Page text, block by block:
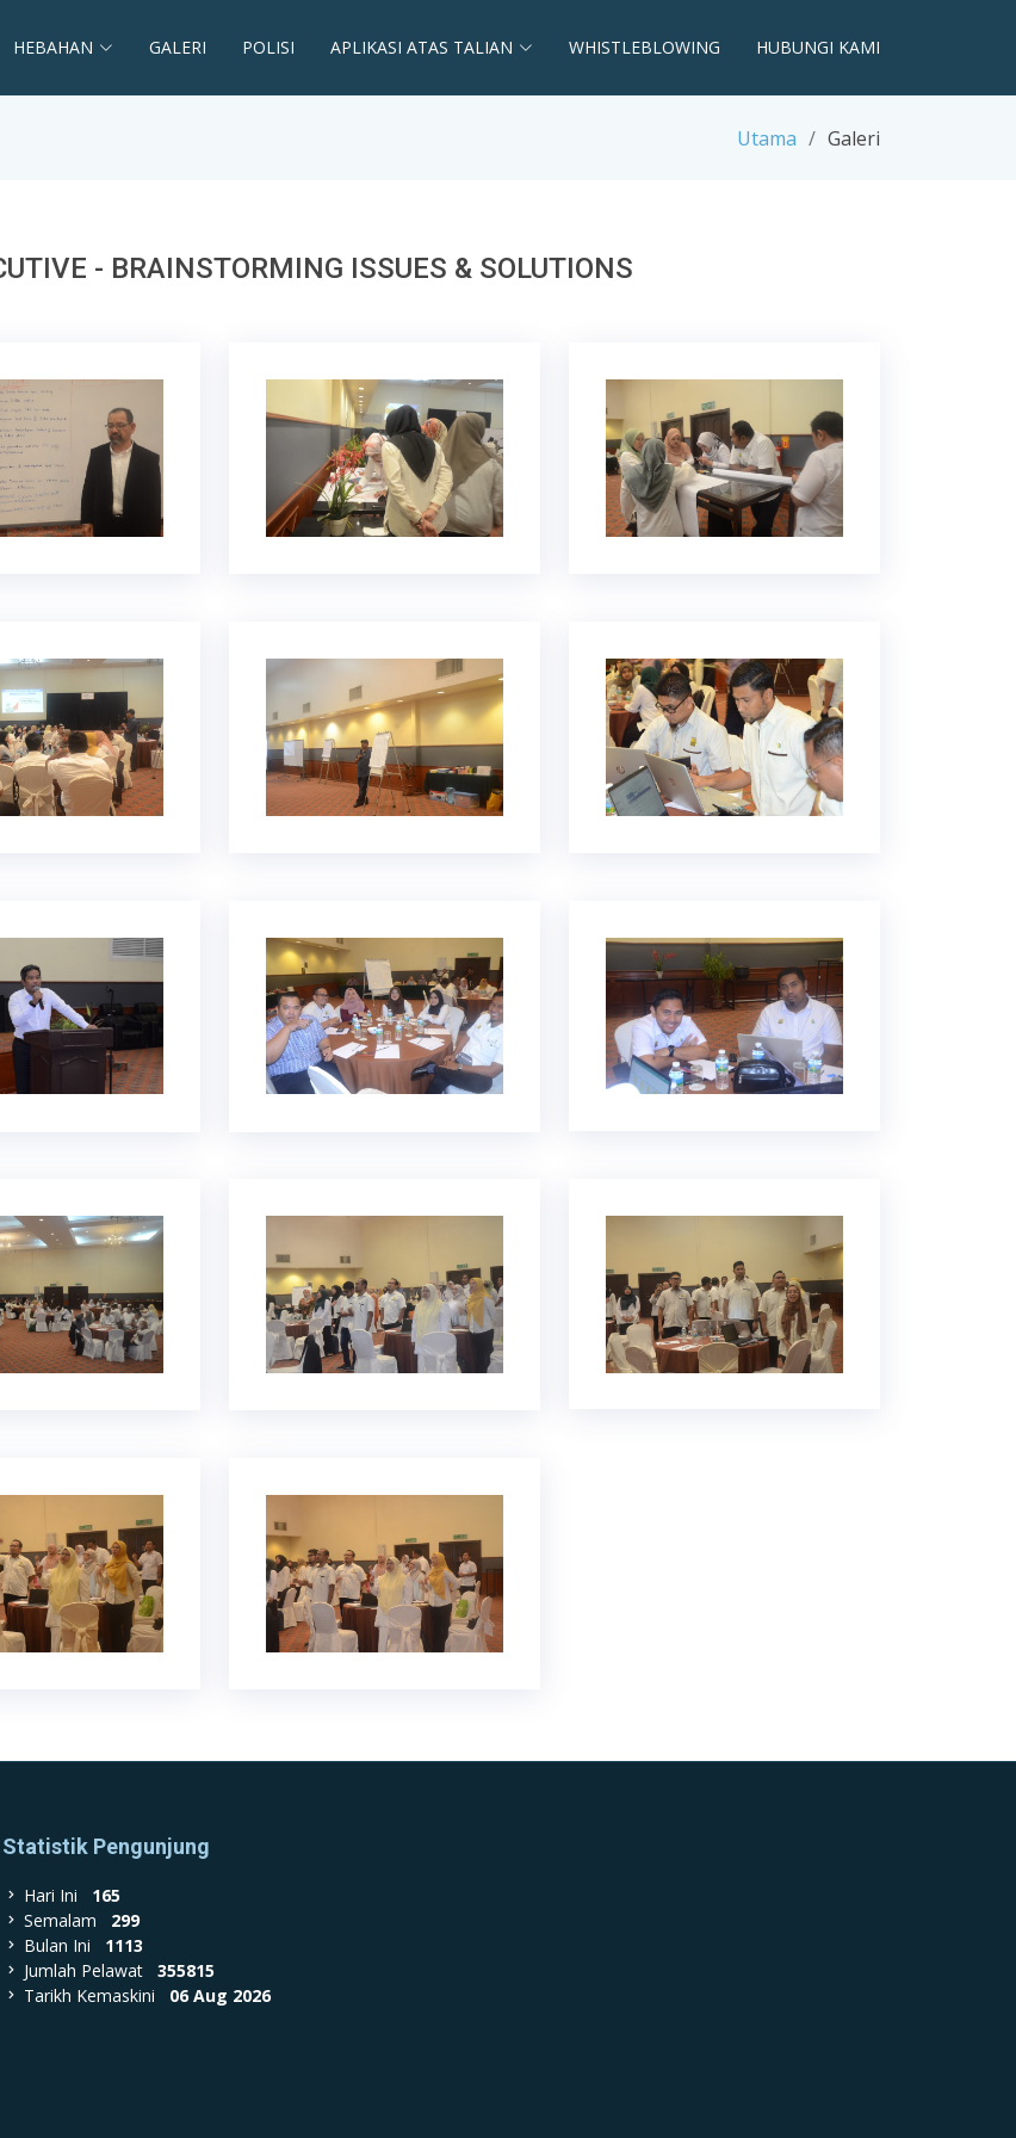
HEBAHAN GALERI POLISI APLIKASI ATAS TALIAN WHISTLEBLOWING HUBUNGI KAMI
Utama Galeri
- BRAINSTORMING ISSUES & SOLUTIONS
Statistik Pengunjung
Hari Ini 165
Semalam 299
Bulan Ini 1113
Jumlah Pelawat 355815
Tarikh Kemaskini 06 Aug 2026